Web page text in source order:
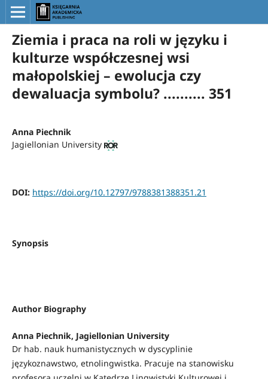
Ziemia i praca na roli w języku i
kulturze współczesnej wsi
małopolskiej – ewolucja czy
dewaluacja symbolu? .......... 351
Anna Piechnik
Jagiellonian University
DOI: https://doi.org/10.12797/9788381388351.21
Synopsis
Author Biography
Anna Piechnik, Jagiellonian University
Dr hab. nauk humanistycznych w dyscyplinie
językoznawstwo, etnolingwistka. Pracuje na stanowisku